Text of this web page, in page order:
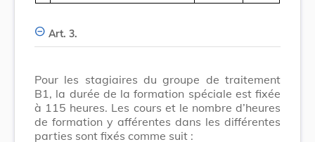
Art. 3.
Pour les stagiaires du groupe de traitement
B1, la durée de la formation spéciale est fixée
à 115 heures. Les cours et le nombre d’heures
de formation y afférentes dans les différentes
parties sont fixés comme suit :